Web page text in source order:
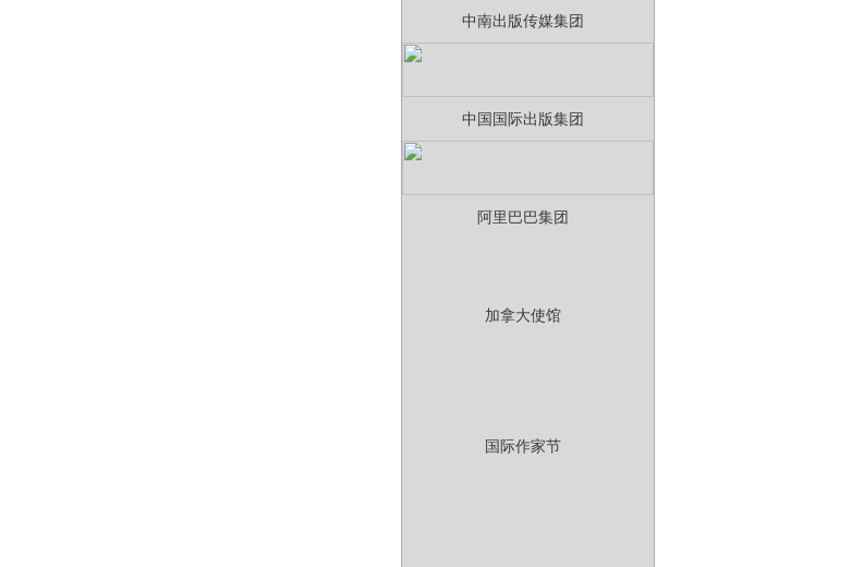
中南出版传媒集团
中国国际出版集团
阿里巴巴集团
加拿大使馆
国际作家节